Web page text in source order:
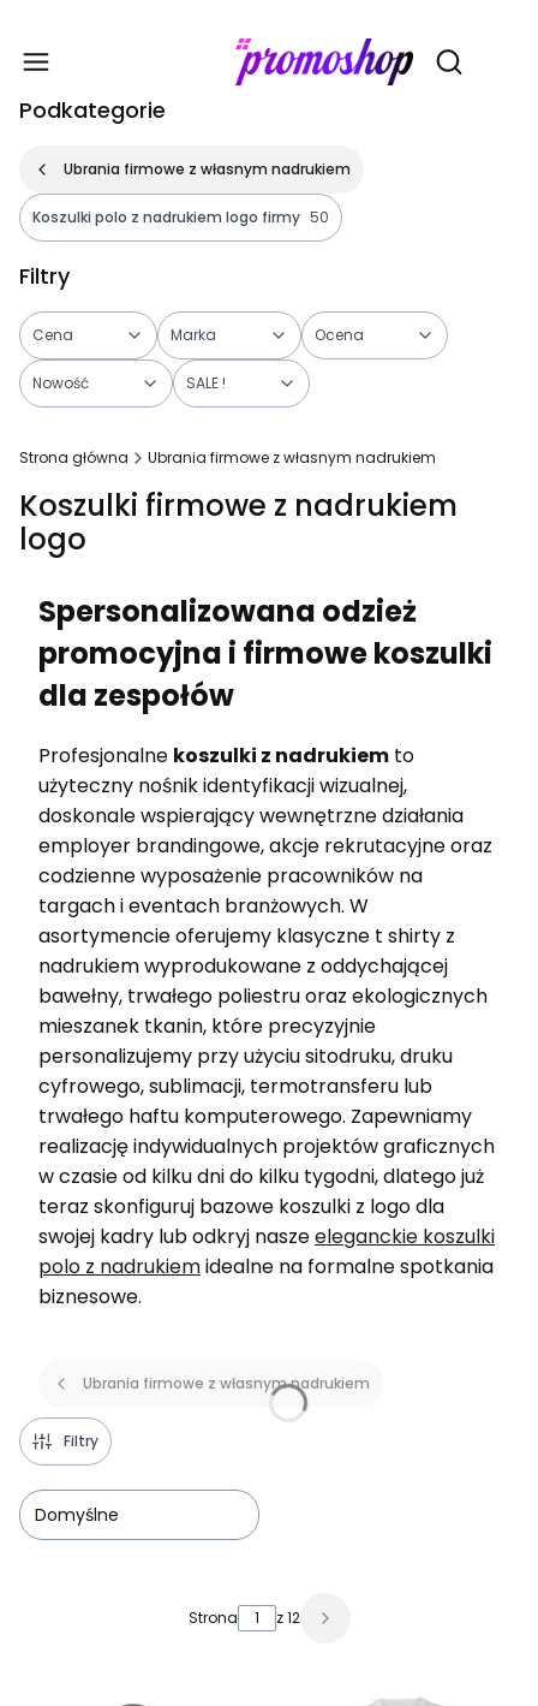
Otwórz
Podkategorie
Ubrania firmowe z własnym nadrukiem
Koszulki polo z nadrukiem logo firmy 50
Filtry
Cena Marka Ocena
Nowość SALE !
Strona główna Ubrania firmowe z własnym nadrukiem
Koszulki firmowe z nadrukiem
logo
Spersonalizowana odzież
promocyjna i firmowe koszulki
dla zespołów
Profesjonalne koszulki z nadrukiem to
użyteczny nośnik identyfikacji wizualnej,
doskonale wspierający wewnętrzne działania
employer brandingowe, akcje rekrutacyjne oraz
codzienne wyposażenie pracowników na
targach i eventach branżowych. W
asortymencie oferujemy klasyczne t shirty z
nadrukiem wyprodukowane z oddychającej
bawełny, trwałego poliestru oraz ekologicznych
mieszanek tkanin, które precyzyjnie
personalizujemy przy użyciu sitodruku, druku
cyfrowego, sublimacji, termotransferu lub
trwałego haftu komputerowego. Zapewniamy
realizację indywidualnych projektów graficznych
w czasie od kilku dni do kilku tygodni, dlatego już
teraz skonfiguruj bazowe koszulki z logo dla
swojej kadry lub odkryj naszeeleganckie koszulki
polo z nadrukiemidealne na formalne spotkania
biznesowe.
Ubrania firmowe z własnym nadrukiem
Filtry
Domyślne
Strona z 12